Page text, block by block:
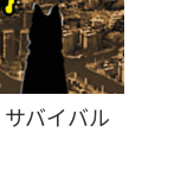
バイバル